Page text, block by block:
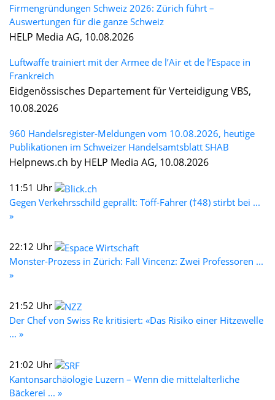
Firmengründungen Schweiz 2026: Zürich führt –
Auswertungen für die ganze Schweiz
HELP Media AG, 10.08.2026
Luftwaffe trainiert mit der Armee de l’Air et de l’Espace in
Frankreich
Eidgenössisches Departement für Verteidigung VBS,
10.08.2026
960 Handelsregister-Meldungen vom 10.08.2026, heutige
Publikationen im Schweizer Handelsamtsblatt SHAB
Helpnews.ch by HELP Media AG, 10.08.2026
11:51 Uhr
Gegen Verkehrsschild geprallt: Töff-Fahrer (†48) stirbt bei ...
»
22:12 Uhr
Monster-Prozess in Zürich: Fall Vincenz: Zwei Professoren ...
»
21:52 Uhr
Der Chef von Swiss Re kritisiert: «Das Risiko einer Hitzewelle
... »
21:02 Uhr
Kantonsarchäologie Luzern – Wenn die mittelalterliche
Bäckerei ... »